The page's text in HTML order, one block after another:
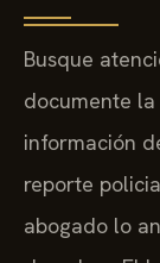
Busque
documente
información
reporte
abogado lo